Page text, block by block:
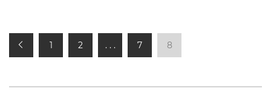
1 2 . . . 7 8